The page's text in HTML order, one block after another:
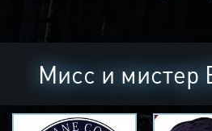
Мисс и мистер